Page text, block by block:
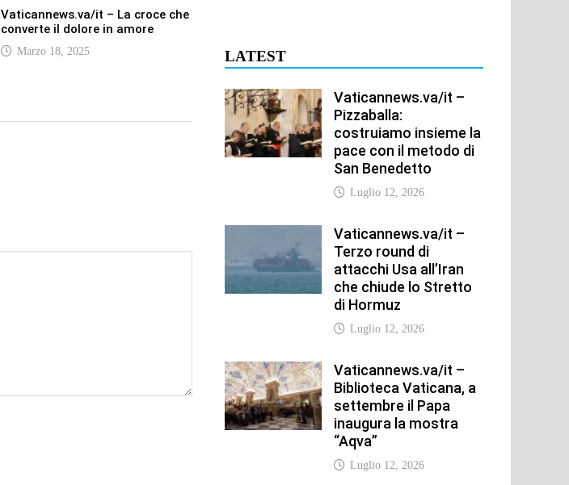
Vaticannews.va/it – La croce che
converte il dolore in amore
Marzo 18, 2025 LATEST
Vaticannews.va/it –
Pizzaballa:
costruiamo insieme la
pace con il metodo di
San Benedetto
Luglio 12, 2026
Vaticannews.va/it –
Terzo round di
attacchi Usa all’Iran
che chiude lo Stretto
di Hormuz
Luglio 12, 2026
Vaticannews.va/it –
Biblioteca Vaticana, a
settembre il Papa
inaugura la mostra
“Aqva”
Luglio 12, 2026